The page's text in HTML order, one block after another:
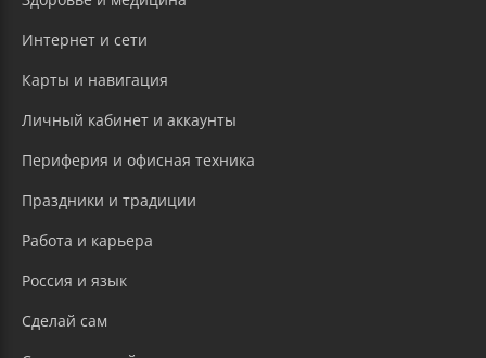
Интернет и сети
Карты и навигация
Личный кабинет и аккаунты
Периферия и офисная техника
Праздники и традиции
Работа и карьера
Россия и язык
Сделай сам